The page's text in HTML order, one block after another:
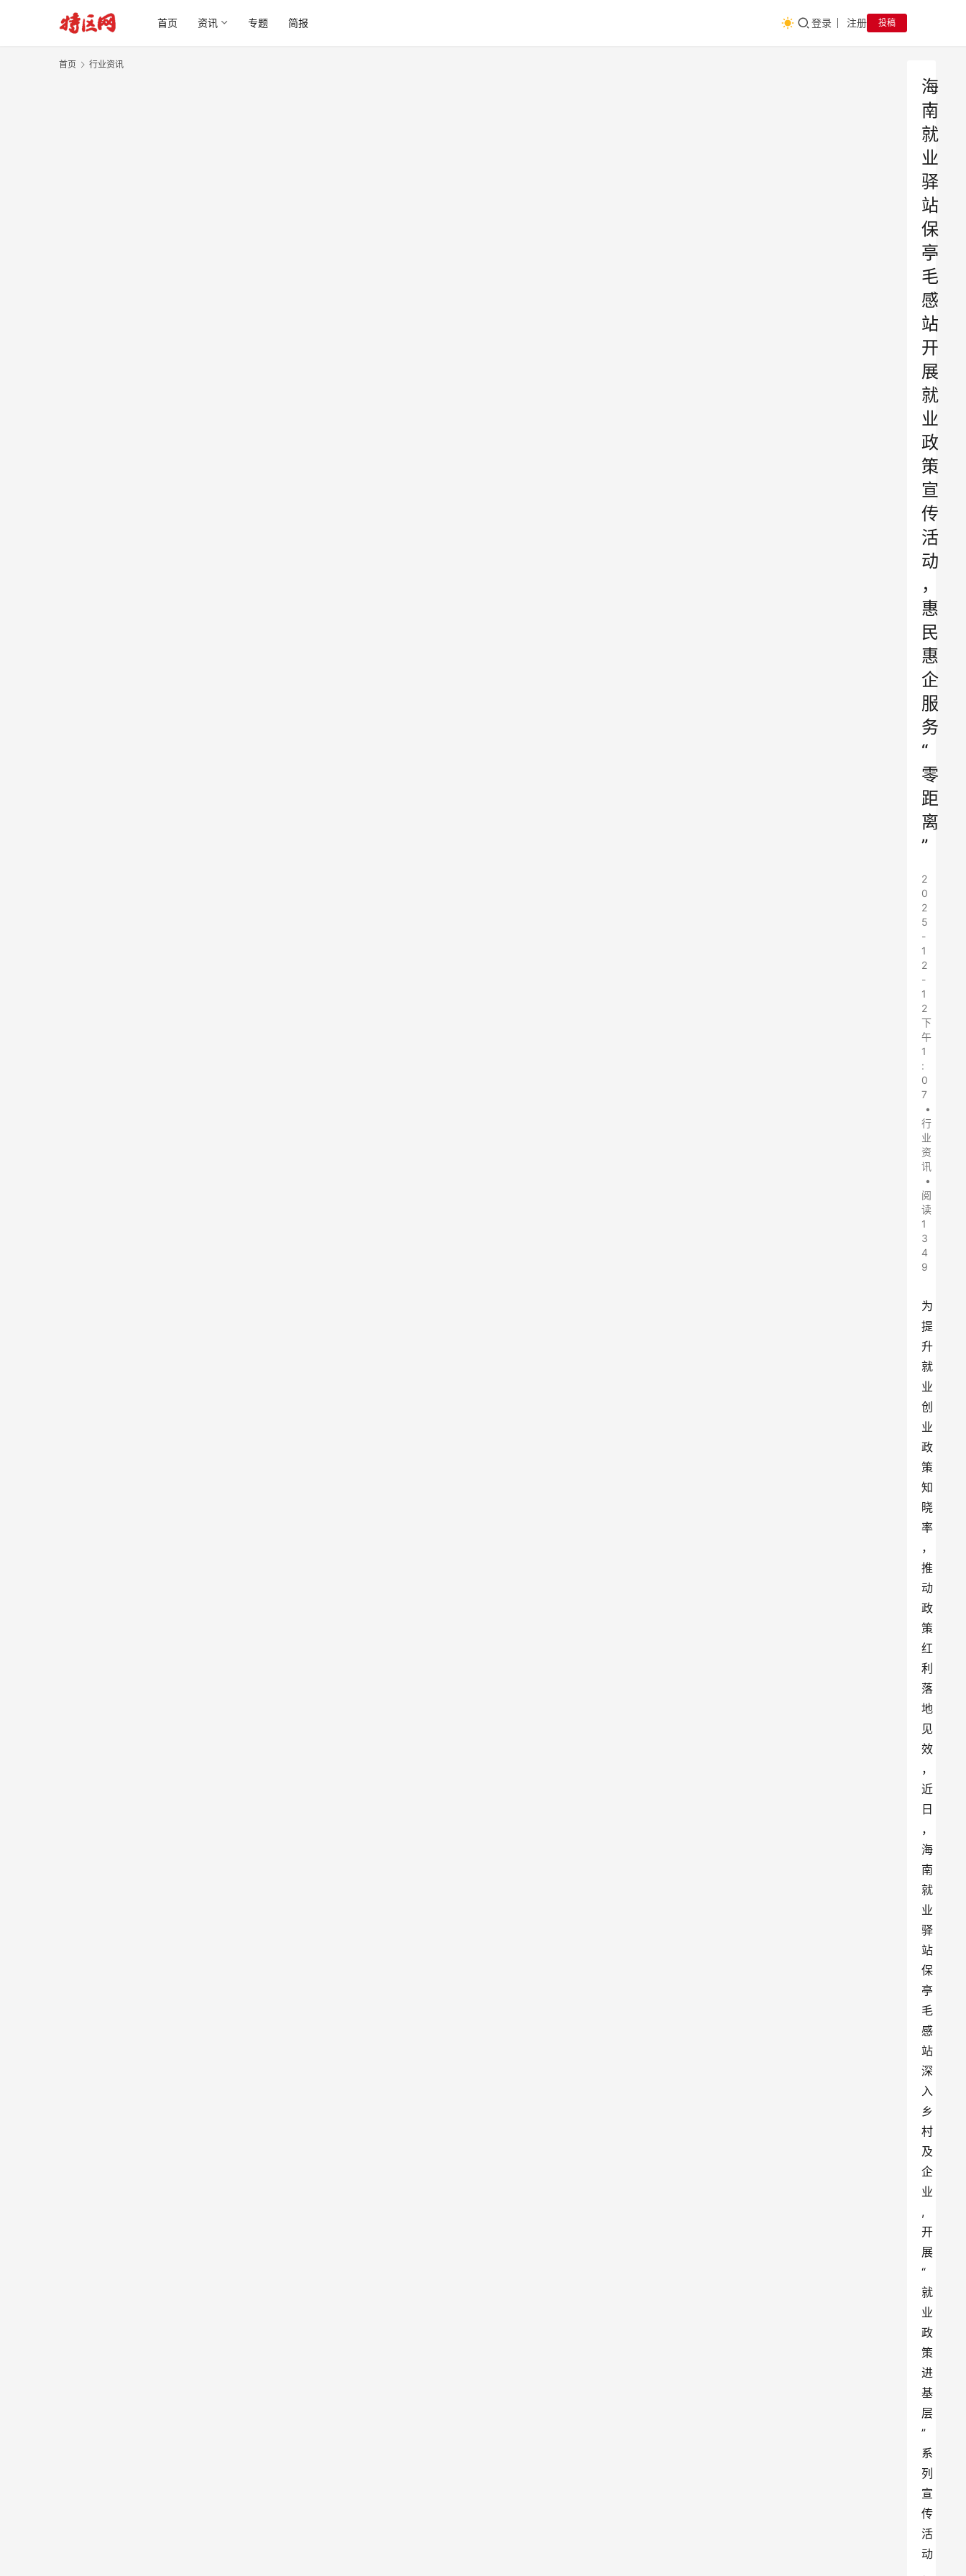
首页 资讯 专题 简报 登录 注册 投稿
首页 行业资讯
海
南
就
业
驿
站
保
亭
毛
感
站
开
展
就
业
政
策
宣
传
活
动
，
惠
民
惠
企
服
务
“
零
距
离
”
2
0
2
5
-
1
2
-
1
2
下
午
1
:
0
7
•
行
业
资
讯
•
阅
读
1
3
4
9
为
提
升
就
业
创
业
政
策
知
晓
率
，
推
动
政
策
红
利
落
地
见
效
，
近
日
，
海
南
就
业
驿
站
保
亭
毛
感
站
深
入
乡
村
及
企
业
,
开
展
“
就
业
政
策
进
基
层
”
系
列
宣
传
活
动